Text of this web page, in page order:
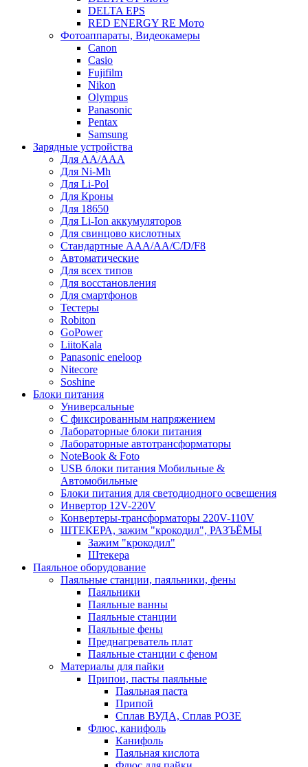
DELTA EPS
RED ENERGY RE Мото
Фотоаппараты, Видеокамеры
Canon
Casio
Fujifilm
Nikon
Olympus
Panasonic
Pentax
Samsung
Зарядные устройства
Для AA/AAA
Для Ni-Mh
Для Li-Pol
Для Кроны
Для 18650
Для Li-Ion аккумуляторов
Для свинцово кислотных
Стандартные ААА/АА/С/D/F8
Автоматические
Для всех типов
Для восстановления
Для смартфонов
Тестеры
Robiton
GoPower
LiitoKala
Panasonic eneloop
Nitecore
Soshine
Блоки питания
Универсальные
C фиксированным напряжением
Лабораторные блоки питания
Лабораторные автотрансформаторы
NoteBook & Foto
USB блоки питания Мобильные &
Автомобильные
Блоки питания для светодиодного освещения
Инвертор 12V-220V
Конвертеры-трансформаторы 220V-110V
ШТЕКЕРА, зажим "крокодил", РАЗЪЁМЫ
Зажим "крокодил"
Штекера
Паяльное оборудование
Паяльные станции, паяльники, фены
Паяльники
Паяльные ванны
Паяльные станции
Паяльные фены
Преднагреватель плат
Паяльные станции с феном
Материалы для пайки
Припои, пасты паяльные
Паяльная паста
Припой
Сплав ВУДА, Сплав РОЗЕ
Флюс, канифоль
Канифоль
Паяльная кислота